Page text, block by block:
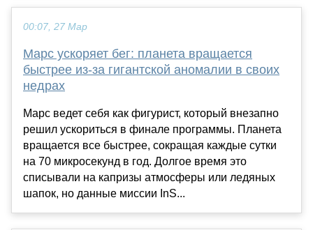
00:07, 27 Мар
Марс ускоряет бег: планета вращается
быстрее из-за гигантской аномалии в своих
недрах
Марс ведет себя как фигурист, который внезапно
решил ускориться в финале программы. Планета
вращается все быстрее, сокращая каждые сутки
на 70 микросекунд в год. Долгое время это
списывали на капризы атмосферы или ледяных
шапок, но данные миссии InS...